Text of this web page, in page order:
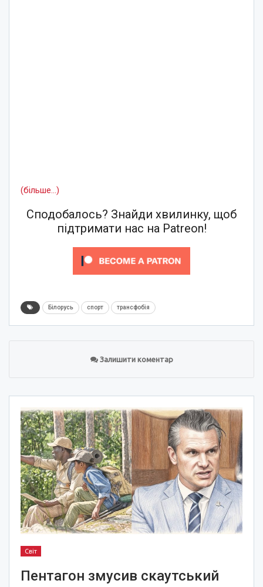
(більше…)
Сподобалось? Знайди хвилинку, щоб
підтримати нас на Patreon!
Білорусь спорт трансфобія
Залишити коментар
Світ
Пентагон змусив скаутський